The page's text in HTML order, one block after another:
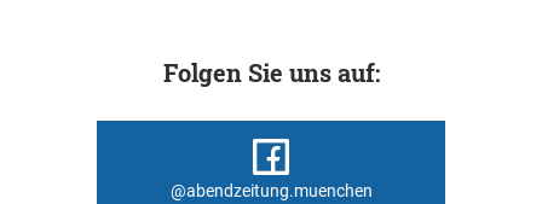
Folgen Sie uns auf:
@abendzeitung.muenchen